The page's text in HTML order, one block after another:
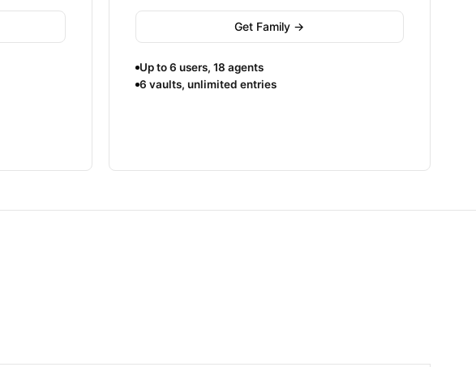
Get Family →
Up to 6 users, 18 agents
6 vaults, unlimited entries